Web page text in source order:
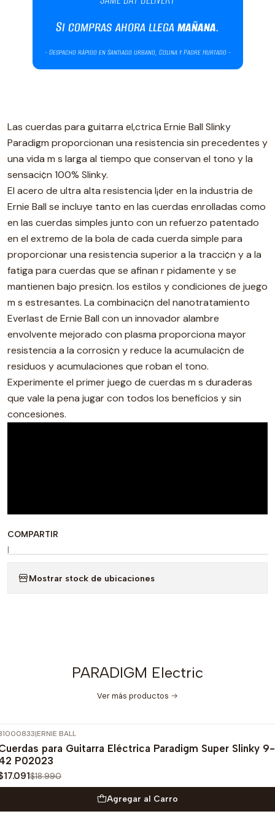
Las cuerdas para guitarra el‚ctrica Ernie Ball Slinky
Paradigm proporcionan una resistencia sin precedentes y
una vida m s larga al tiempo que conservan el tono y la
sensaci¢n 100% Slinky.
El acero de ultra alta resistencia l¡der en la industria de
Ernie Ball se incluye tanto en las cuerdas enrolladas como
en las cuerdas simples junto con un refuerzo patentado
en el extremo de la bola de cada cuerda simple para
proporcionar una resistencia superior a la tracci¢n y a la
fatiga para cuerdas que se afinan r pidamente y se
mantienen bajo presi¢n. los estilos y condiciones de juego
m s estresantes. La combinaci¢n del nanotratamiento
Everlast de Ernie Ball con un innovador alambre
envolvente mejorado con plasma proporciona mayor
resistencia a la corrosi¢n y reduce la acumulaci¢n de
residuos y acumulaciones que roban el tono.
Experimente el primer juego de cuerdas m s duraderas
que vale la pena jugar con todos los beneficios y sin
concesiones.
COMPARTIR
|
Mostrar stock de ubicaciones
PARADIGM Electric
Ver más productos
OFF
|ERNIE BALL
para Guitarra Eléctrica Paradigm Super Slinky 9-
P02023
$18.990
Agregar al Carro